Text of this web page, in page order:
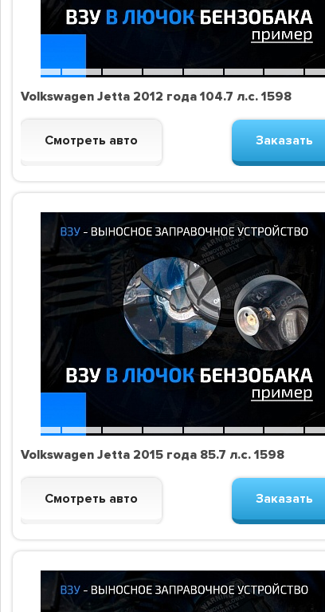
Volkswagen Jetta 2012 года 104.7 л.с. 1598
Смотреть авто Заказать
Volkswagen Jetta 2015 года 85.7 л.с. 1598
Смотреть авто Заказать